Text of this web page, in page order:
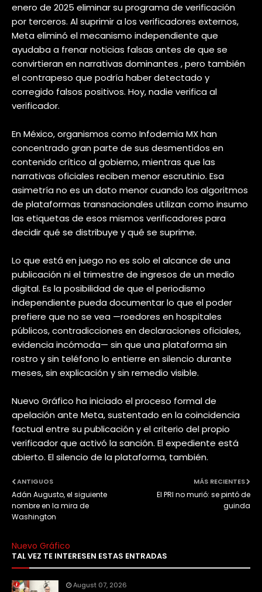
enero de 2025 eliminar su programa de verificación
por terceros. Al suprimir a los verificadores externos,
Meta eliminó el mecanismo independiente que
ayudaba a frenar noticias falsas antes de que se
convirtieran en narrativas dominantes , pero también
el contrapeso que podría haber detectado y
corregido falsos positivos. Hoy, nadie verifica al
verificador.
En México, organismos como Infodemia MX han
concentrado gran parte de sus desmentidos en
contenido crítico al gobierno, mientras que las
narrativas oficiales reciben menor escrutinio. Esa
asimetría no es un dato menor cuando los algoritmos
de plataformas transnacionales utilizan como insumo
las etiquetas de esos mismos verificadores para
decidir qué se distribuye y qué se suprime.
Lo que está en juego no es solo el alcance de una
publicación ni el trimestre de ingresos de un medio
digital. Es la posibilidad de que el periodismo
independiente pueda documentar lo que el poder
prefiere que no se vea —roedores en hospitales
públicos, contradicciones en declaraciones oficiales,
evidencia incómoda— sin que una plataforma sin
rostro y sin teléfono lo entierre en silencio durante
meses, sin explicación y sin remedio visible.
Nuevo Gráfico ha iniciado el proceso formal de
apelación ante Meta, sustentado en la coincidencia
factual entre su publicación y el criterio del propio
verificador que activó la sanción. El expediente está
abierto. El silencio de la plataforma, también.
MÁS RECIENTES
El PRI no murió: se pintó de
guinda
ANTIGUOS
Adán Augusto, el siguiente
nombre en la mira de
Washington
Nuevo Gráfico
TAL VEZ TE INTERESEN ESTAS ENTRADAS
August 07, 2026